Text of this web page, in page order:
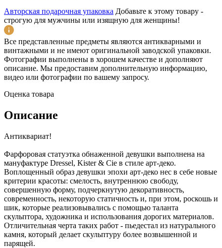
Авторская подарочная упаковка Добавьте к этому товару -
строгую для мужчины или изящную для женщины!
Все представленные предметы являются антикварными и
винтажными и не имеют оригинальной заводской упаковки.
Фотографии выполнены в хорошем качестве и дополняют
описание. Мы предоставим дополнительную информацию,
видео или фотографии по вашему запросу.
Оценка товара
Описание
Антиквариат!
Фарфоровая статуэтка обнаженной девушки выполнена на
мануфактуре Dressel, Kister & Cie в стиле арт-деко.
Воплощенный образ девушки эпохи арт-деко нес в себе новые
критерии красоты: смелость, внутреннюю свободу,
совершенную форму, подчеркнутую декоративность,
современность, некоторую статичность и, при этом, роскошь и
шик, которые реализовывались с помощью таланта
скульптора, художника и использования дорогих материалов.
Отличительная черта таких работ - пьедестал из натурального
камня, который делает скульптуру более возвышенной и
парящей.